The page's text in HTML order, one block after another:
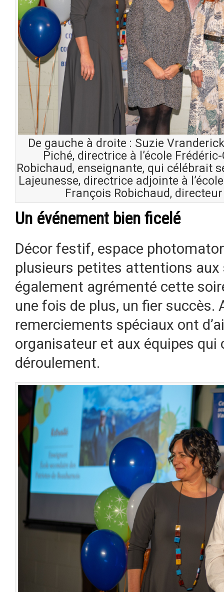
De gauche à droite : Suzie
Piché, directrice à l’école
Robichaud, enseignante, qui célébrait
Lajeunesse, directrice adjointe à
François Robichaud,
Un événement bien ficelé
Décor festif, espace
plusieurs petites attentions aux
également agrémenté cette
une fois de plus, un fier succès.
remerciements spéciaux ont
organisateur et aux équipes qui
déroulement.